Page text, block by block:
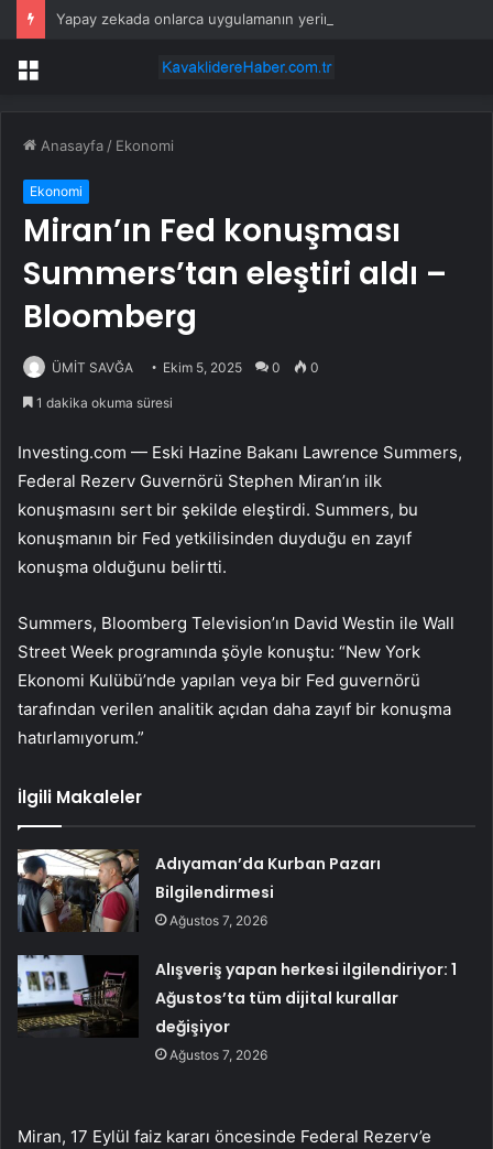
Menü
Anasayfa / Ekonomi
Ekonomi
Miran’ın Fed konuşması
Summers’tan eleştiri aldı –
Bloomberg
ÜMİT SAVĞA Ekim 5, 2025 0 0
1 dakika okuma süresi
Investing.com — Eski Hazine Bakanı Lawrence Summers,
Federal Rezerv Guvernörü Stephen Miran’ın ilk
konuşmasını sert bir şekilde eleştirdi. Summers, bu
konuşmanın bir Fed yetkilisinden duyduğu en zayıf
konuşma olduğunu belirtti.
Summers, Bloomberg Television’ın David Westin ile Wall
Street Week programında şöyle konuştu: “New York
Ekonomi Kulübü’nde yapılan veya bir Fed guvernörü
tarafından verilen analitik açıdan daha zayıf bir konuşma
hatırlamıyorum.”
İlgili Makaleler
Adıyaman’da Kurban Pazarı
Bilgilendirmesi
Ağustos 7, 2026
Alışveriş yapan herkesi ilgilendiriyor: 1
Ağustos’ta tüm dijital kurallar
değişiyor
Ağustos 7, 2026
Miran, 17 Eylül faiz kararı öncesinde Federal Rezerv’e